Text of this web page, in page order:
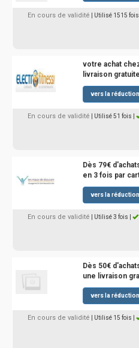
En cours de validité | Utilisé 1515 fois
votre achat
livraison
vers la réduction
En cours de validité | Utilisé 51 fois
Dès 79€
en 3 fois par
vers la réduction
En cours de validité | Utilisé 3 fois
Dès 50€
une livraison
vers la réduction
En cours de validité | Utilisé 15 fois